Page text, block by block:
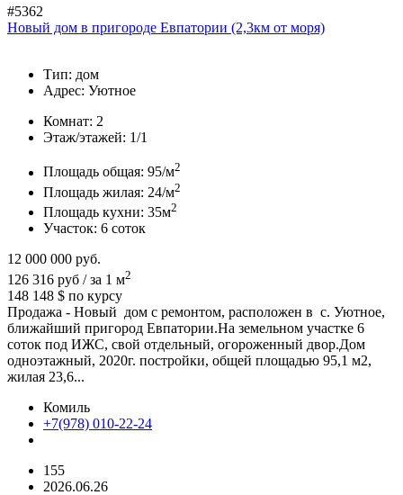
#5362
Новый дом в пригороде Евпатории (2,3км от моря)
Тип: дом
Адрес: Уютное
Комнат: 2
Этаж/этажей: 1/1
Площадь общая: 95/м2
Площадь жилая: 24/м2
Площадь кухни: 35м2
Участок: 6 соток
12 000 000 руб.
126 316 руб / за 1 м2
148 148 $ по курсу
Продажа - Новый дом с ремонтом, расположен в с. Уютное,
ближайший пригород Евпатории.На земельном участке 6
соток под ИЖС, свой отдельный, огороженный двор.Дом
одноэтажный, 2020г. постройки, общей площадью 95,1 м2,
жилая 23,6...
Комиль
+7(978) 010-22-24
155
2026.06.26